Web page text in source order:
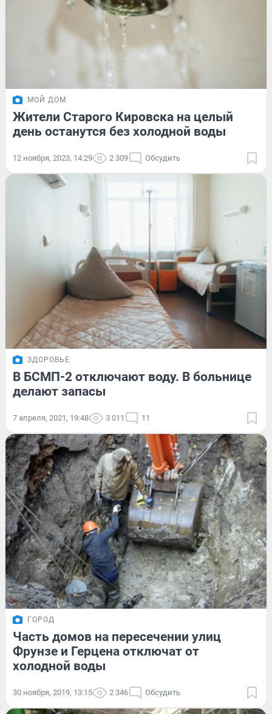
МОЙ ДОМ
Жители Старого Кировска на целый
день останутся без холодной воды
12 ноября, 2023, 14:29 2 309 Обсудить
ЗДОРОВЬЕ
В БСМП-2 отключают воду. В больнице
делают запасы
7 апреля, 2021, 19:48 3 011 11
ГОРОД
Часть домов на пересечении улиц
Фрунзе и Герцена отключат от
холодной воды
30 ноября, 2019, 13:15 2 346 Обсудить